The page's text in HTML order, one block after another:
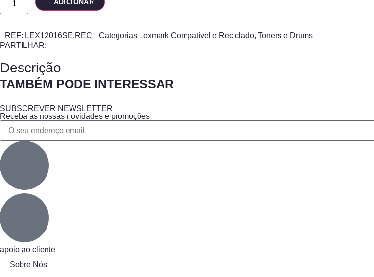
ADICIONAR
REF: LEX12016SE.REC Categorias Lexmark Compatível e Reciclado, Toners e Drums
PARTILHAR:
Descrição
TAMBÉM PODE INTERESSAR
SUBSCREVER NEWSLETTER
Receba as nossas novidades e promoções
apoio ao cliente
Sobre Nós